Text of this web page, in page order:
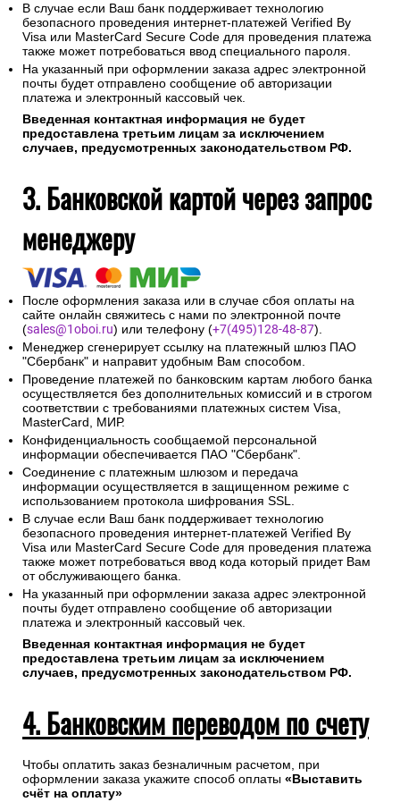
В случае если Ваш банк поддерживает технологию
безопасного проведения интернет-платежей Verified By
Visa или MasterCard Secure Code для проведения платежа
также может потребоваться ввод специального пароля.
На указанный при оформлении заказа адрес электронной
почты будет отправлено сообщение об авторизации
платежа и электронный кассовый чек.
Введенная контактная информация не будет
предоставлена третьим лицам за исключением
случаев, предусмотренных законодательством РФ.
3. Банковской картой через запрос
менеджеру
После оформления заказа или в случае сбоя оплаты на
сайте онлайн свяжитесь с нами по электронной почте
(sales@1oboi.ru) или телефону (+7(495)128-48-87).
Менеджер сгенерирует ссылку на платежный шлюз ПАО
"Сбербанк" и направит удобным Вам способом.
Проведение платежей по банковским картам любого банка
осуществляется без дополнительных комиссий и в строгом
соответствии с требованиями платежных систем Visa,
MasterCard, МИР.
Конфиденциальность сообщаемой персональной
информации обеспечивается ПАО "Сбербанк".
Соединение с платежным шлюзом и передача
информации осуществляется в защищенном режиме с
использованием протокола шифрования SSL.
В случае если Ваш банк поддерживает технологию
безопасного проведения интернет-платежей Verified By
Visa или MasterCard Secure Code для проведения платежа
также может потребоваться ввод кода который придет Вам
от обслуживающего банка.
На указанный при оформлении заказа адрес электронной
почты будет отправлено сообщение об авторизации
платежа и электронный кассовый чек.
Введенная контактная информация не будет
предоставлена третьим лицам за исключением
случаев, предусмотренных законодательством РФ.
4. Банковским переводом по счету
Чтобы оплатить заказ безналичным расчетом, при
оформлении заказа укажите способ оплаты «Выставить
счёт на оплату»